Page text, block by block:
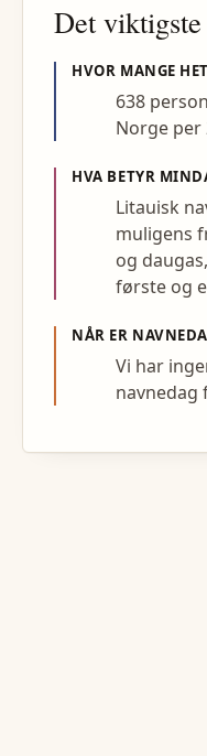
Det
HVOR MANGE
638
Norge per
HVA BETYR
Litauisk
muligens
og
første og
NÅR ER
Vi har
navnedag